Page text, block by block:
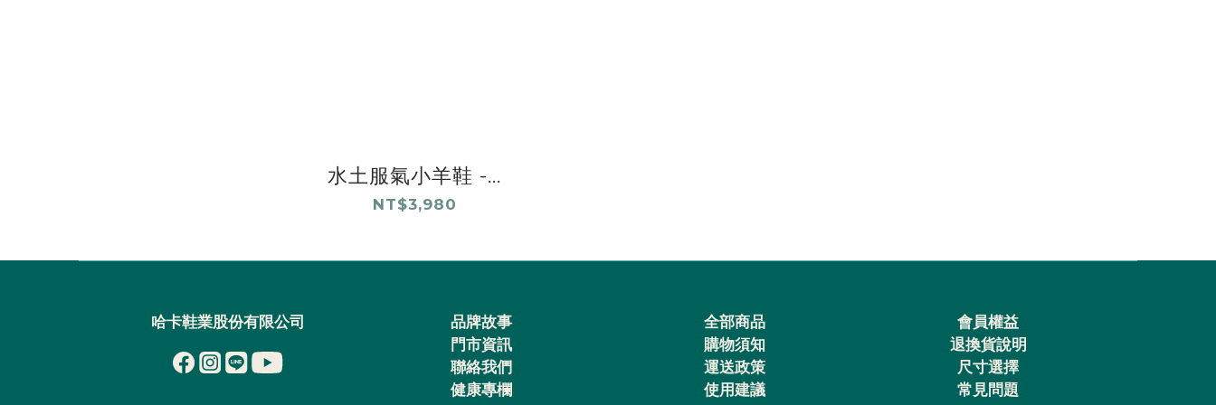
水土服氣小羊鞋 -...
NT$3,980
哈卡鞋業股份有限公司
品牌故事
門市資訊
聯絡我們
健康專欄
全部商品
購物須知
運送政策
使用建議
會員權益
退換貨說明
尺寸選擇
常見問題